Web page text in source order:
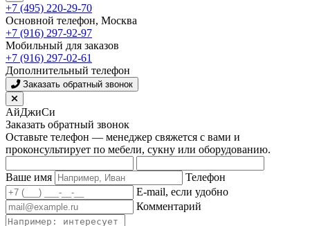
+7 (495) 220-29-70
Основной телефон, Москва
+7 (916) 297-92-97
Мобильный для заказов
+7 (916) 297-02-61
Дополнительный телефон
Заказать обратный звонок
АйДжиСи
Заказать обратный звонок
Оставьте телефон — менеджер свяжется с вами и
проконсультирует по мебели, сукну или оборудованию.
Ваше имя
Телефон
E-mail, если удобно
Комментарий